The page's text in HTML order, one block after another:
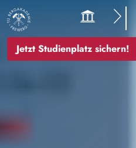
Jetzt Studienplatz sichern!
Image